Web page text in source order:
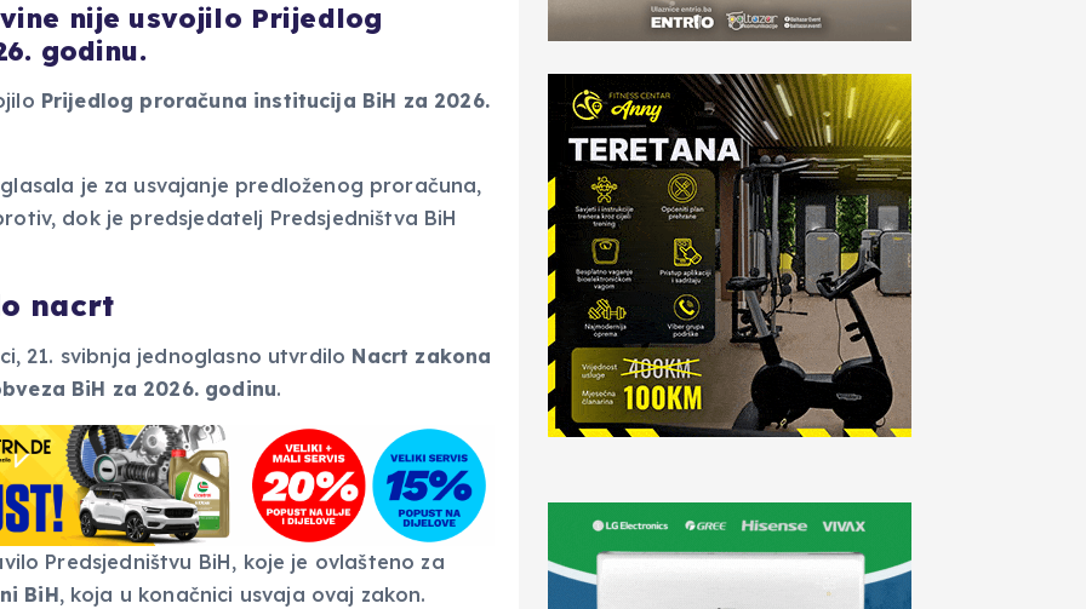
nije usvojilo Prijedlog
godinu.
Prijedlog proračuna institucija BiH za 2026.
glasala je za usvajanje predloženog proračuna,
dok je predsjedatelj Predsjedništva BiH
nacrt
21. svibnja jednoglasno utvrdilo Nacrt zakona
BiH za 2026. godinu.
Predsjedništvu BiH, koje je ovlašteno za
BiH, koja u konačnici usvaja ovaj zakon.